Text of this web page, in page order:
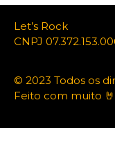
Let’s Rock
CNPJ
© 2023 Todos os
Feito com muito 🤘